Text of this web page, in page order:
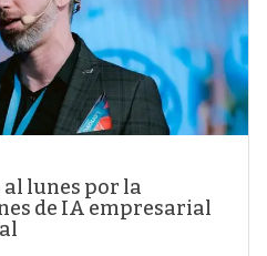
al lunes por la
de IA empresarial